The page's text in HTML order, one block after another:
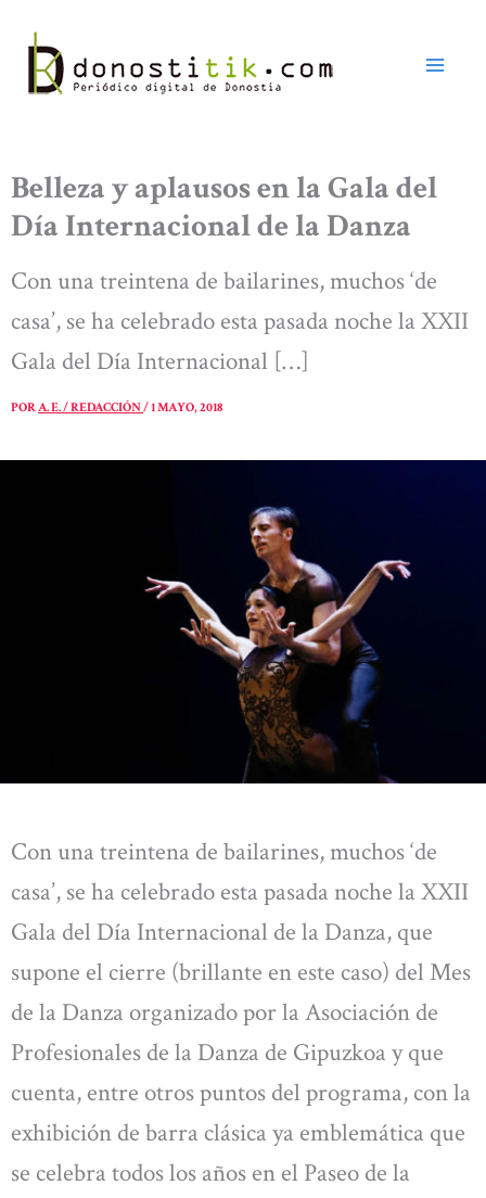
contenido
Belleza y aplausos en la Gala del
Día Internacional de la Danza
Con una treintena de bailarines, muchos ‘de
casa’, se ha celebrado esta pasada noche la XXII
Gala del Día Internacional […]
PORA. E. / REDACCIÓN/1 MAYO, 2018
Con una treintena de bailarines, muchos ‘de
casa’, se ha celebrado esta pasada noche la XXII
Gala del Día Internacional de la Danza, que
supone el cierre (brillante en este caso) del Mes
de la Danza organizado por la Asociación de
Profesionales de la Danza de Gipuzkoa y que
cuenta, entre otros puntos del programa, con la
exhibición de barra clásica ya emblemática que
se celebra todos los años en el Paseo de la